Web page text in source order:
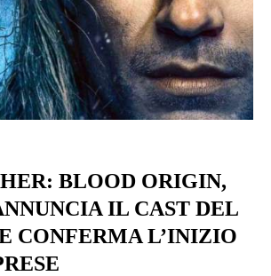
BLOOD ORIGIN,
IL CAST DEL
CONFERMA L’INIZIO